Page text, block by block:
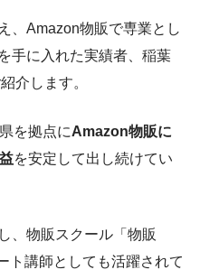
、Amazon物販で専業とし
手に入れた実績者、稲葉
介します。
を拠点にAmazon物販に
を安定して出し続けてい
、物販スクール「物販
ト講師としても活躍されて